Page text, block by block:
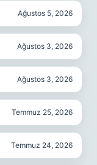
Ağustos 5, 2026
Ağustos 3, 2026
Ağustos 3, 2026
Temmuz 25, 2026
Temmuz 24, 2026